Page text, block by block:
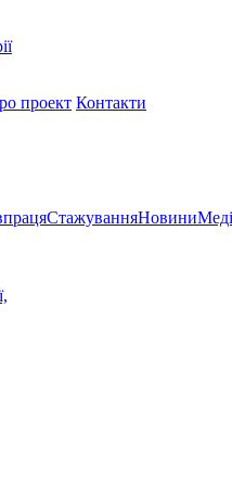
проект Контакти
СтажуванняНовини